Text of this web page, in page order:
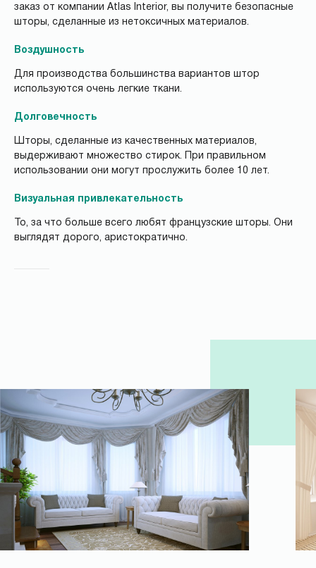
заказ от компании Atlas Interior, вы получите безопасные
шторы, сделанные из нетоксичных материалов.
Воздушность
Для производства большинства вариантов штор
используются очень легкие ткани.
Долговечность
Шторы, сделанные из качественных материалов,
выдерживают множество стирок. При правильном
использовании они могут прослужить более 10 лет.
Визуальная привлекательность
То, за что больше всего любят французские шторы. Они
выглядят дорого, аристократично.